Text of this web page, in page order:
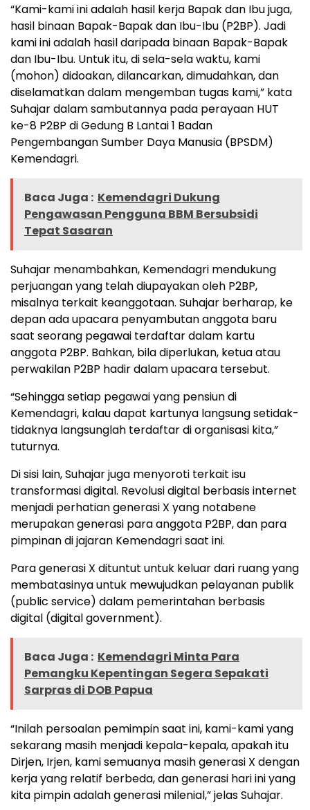
“Kami-kami ini adalah hasil kerja Bapak dan Ibu juga,
hasil binaan Bapak-Bapak dan Ibu-Ibu (P2BP). Jadi
kami ini adalah hasil daripada binaan Bapak-Bapak
dan Ibu-Ibu. Untuk itu, di sela-sela waktu, kami
(mohon) didoakan, dilancarkan, dimudahkan, dan
diselamatkan dalam mengemban tugas kami,” kata
Suhajar dalam sambutannya pada perayaan HUT
ke-8 P2BP di Gedung B Lantai 1 Badan
Pengembangan Sumber Daya Manusia (BPSDM)
Kemendagri.
Baca Juga : Kemendagri Dukung
Pengawasan Pengguna BBM Bersubsidi
Tepat Sasaran
Suhajar menambahkan, Kemendagri mendukung
perjuangan yang telah diupayakan oleh P2BP,
misalnya terkait keanggotaan. Suhajar berharap, ke
depan ada upacara penyambutan anggota baru
saat seorang pegawai terdaftar dalam kartu
anggota P2BP. Bahkan, bila diperlukan, ketua atau
perwakilan P2BP hadir dalam upacara tersebut.
“Sehingga setiap pegawai yang pensiun di
Kemendagri, kalau dapat kartunya langsung setidak-
tidaknya langsunglah terdaftar di organisasi kita,”
tuturnya.
Di sisi lain, Suhajar juga menyoroti terkait isu
transformasi digital. Revolusi digital berbasis internet
menjadi perhatian generasi X yang notabene
merupakan generasi para anggota P2BP, dan para
pimpinan di jajaran Kemendagri saat ini.
Para generasi X dituntut untuk keluar dari ruang yang
membatasinya untuk mewujudkan pelayanan publik
(public service) dalam pemerintahan berbasis
digital (digital government).
Baca Juga : Kemendagri Minta Para
Pemangku Kepentingan Segera Sepakati
Sarpras di DOB Papua
“Inilah persoalan pemimpin saat ini, kami-kami yang
sekarang masih menjadi kepala-kepala, apakah itu
Dirjen, Irjen, kami semuanya masih generasi X dengan
kerja yang relatif berbeda, dan generasi hari ini yang
kita pimpin adalah generasi milenial,” jelas Suhajar.